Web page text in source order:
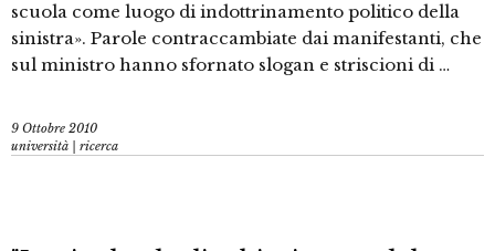
scuola come luogo di indottrinamento politico della
sinistra». Parole contraccambiate dai manifestanti, che
sul ministro hanno sfornato slogan e striscioni di …
9 Ottobre 2010
università | ricerca